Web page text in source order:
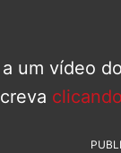
um vídeo